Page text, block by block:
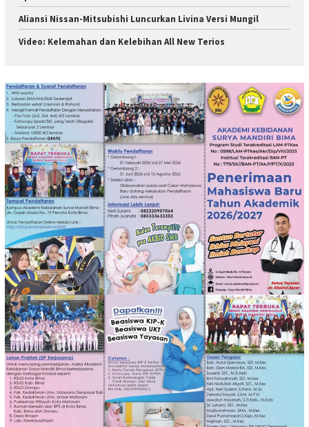
Aliansi Nissan-Mitsubishi Luncurkan Livina Versi Mungil
Video: Kelemahan dan Kelebihan All New Terios